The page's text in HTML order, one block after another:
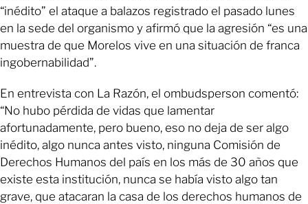
“inédito” el ataque a balazos registrado el pasado lunes
en la sede del organismo y afirmó que la agresión “es una
muestra de que Morelos vive en una situación de franca
ingobernabilidad”.
En entrevista con La Razón, el ombudsperson comentó:
“No hubo pérdida de vidas que lamentar
afortunadamente, pero bueno, eso no deja de ser algo
inédito, algo nunca antes visto, ninguna Comisión de
Derechos Humanos del país en los más de 30 años que
existe esta institución, nunca se había visto algo tan
grave, que atacaran la casa de los derechos humanos de